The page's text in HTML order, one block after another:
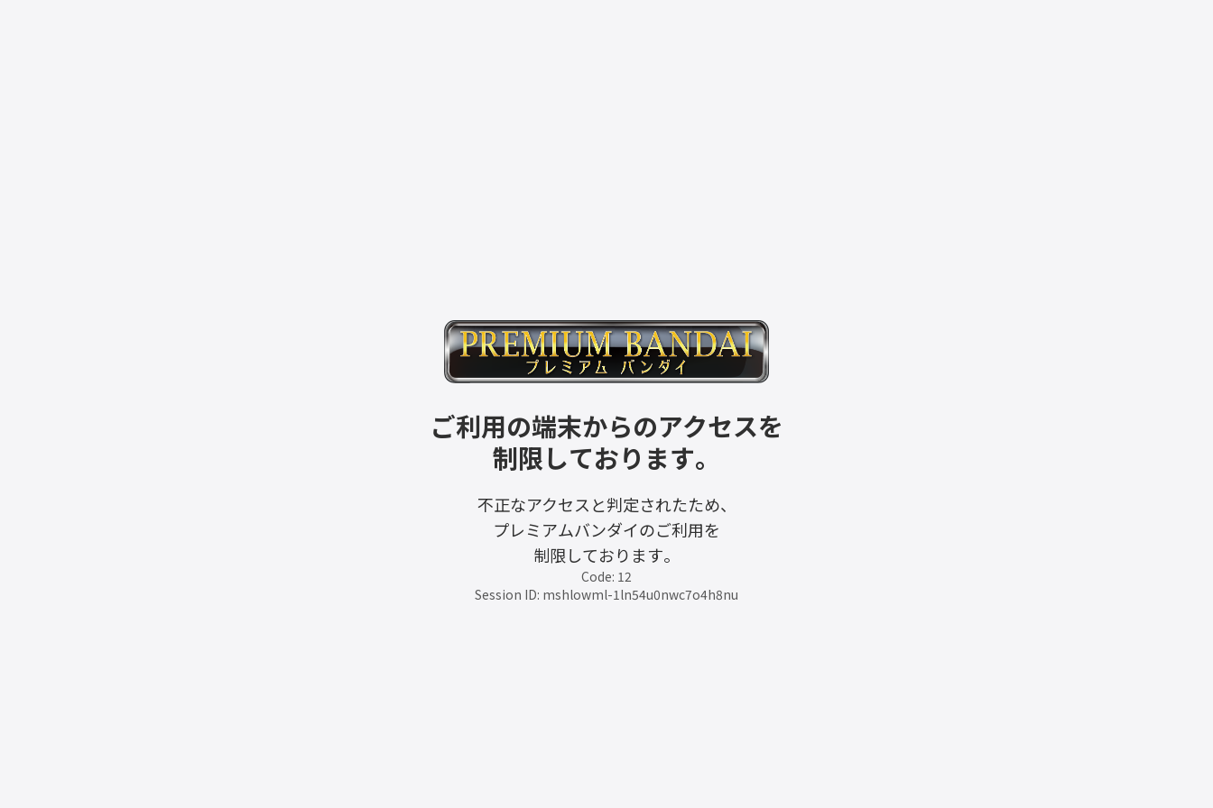
ご利用の端末からのアクセスを
制限しております。
不正なアクセスと判定されたため、
プレミアムバンダイのご利用を
制限しております。
Code: 12
Session ID: mshlowml-1ln54u0nwc7o4h8nu